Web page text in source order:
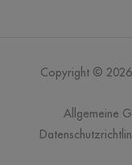
Copyright © 2026
Allgemeine